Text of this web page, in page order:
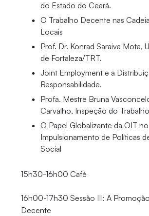
do Estado do Ceará.
O Trabalho Decente nas
Locais
Prof. Dr. Konrad Saraiva Mota,
de Fortaleza/TRT.
Joint Employment e a
Responsabilidade.
Profa. Mestre Bruna
Carvalho, Inspeção do
O Papel Globalizante da OIT no
Impulsionamento de Políticas
Social
15h30-16h00 Café
16h00-17h30 Sessão III: A
Decente